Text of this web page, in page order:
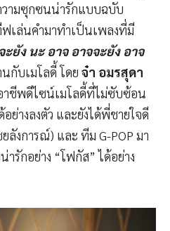
ามซุกซนน่ารักแบบฉบับ
ฟเล่นคำมาทำเป็นเพลงที่มี
ะยัง นะ อาจ อาจจะยัง อาจ
กับเมโลดี้ โดย จ๋า อมรสุดา
าชีพดีไซน์เมโลดี้ที่ไม่ซับซ้อน
ย่างลงตัว และยังได้พี่ชายใจดี
ลังการณ์) และ ทีม G-POP มา
รักอย่าง “โฟกัส” ได้อย่าง